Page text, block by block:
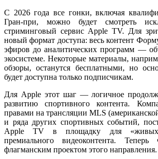
С 2026 года все гонки, включая
Гран-при, можно будет смотреть
стриминговый сервис Apple TV. Для
новый формат доступа: весь контент
эфиров до аналитических программ —
экосистеме. Некоторые материалы,
обзоры, останутся бесплатными, но
будет доступна только подписчикам.
Для Apple этот шаг — логичное
развитию спортивного контента.
правами на трансляции MLS
и ряда других спортивных событий,
Apple TV в площадку для
премиального видеоконтента. Теперь
флагманским проектом этого направления.